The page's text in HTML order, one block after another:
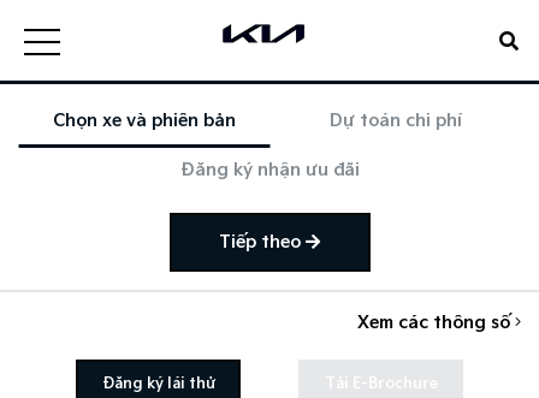
Chọn xe và phiên bản Dự toán chi phí
Đăng ký nhận ưu đãi
Tiếp theo
Xem các thông số
Đăng ký lái thử Tải E-Brochure